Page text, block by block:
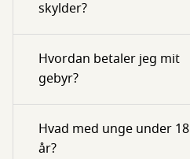
skylder?
Hvordan betaler jeg mit
gebyr?
Hvad med unge under 18
år?